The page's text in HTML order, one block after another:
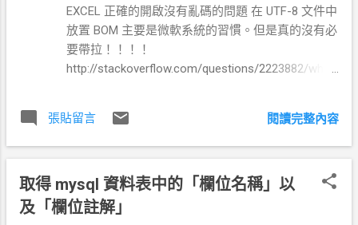
EXCEL 正確的開啟沒有亂碼的問題 在 UTF-8 文件中
放置 BOM 主要是微軟系統的習慣。但是真的沒有必
要帶拉！！！！
http://stackoverflow.com/questions/2223882/what
UTF-8 files is not recommended: 圖片和內文不太相
關 下面提供一種在 windows 上面，政治正確的解
==========================================
============== // 產生現在的秒數 $time_string =
張貼留言 閱讀完整內容
取得 mysql 資料表中的「欄位名稱」以
及「欄位註解」